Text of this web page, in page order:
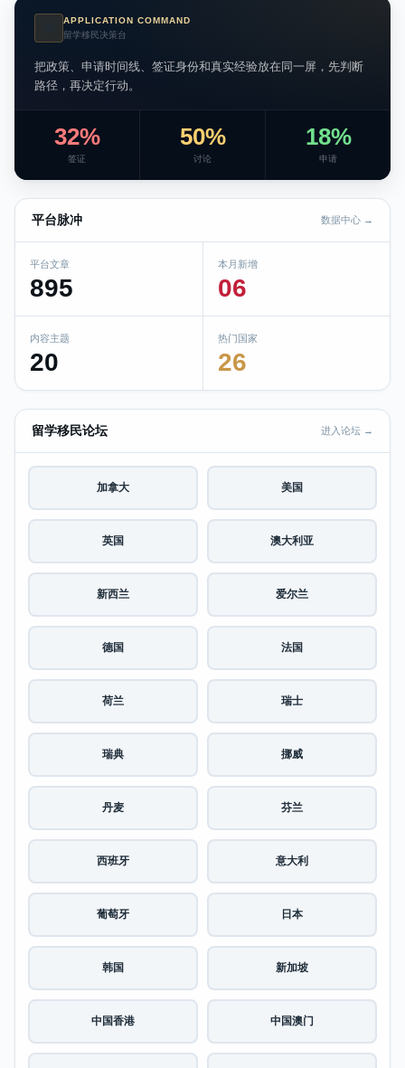
APPLICATION COMMAND
留学移民决策台
把政策、申请时间线、签证身份和真实经验放在同一屏，先判断
路径，再决定行动。
32%
签证
50%
讨论
18%
申请
平台脉冲 数据中心 →
平台文章
895
本月新增
06
内容主题
20
热门国家
26
留学移民论坛 进入论坛 →
加拿大 美国
英国 澳大利亚
新西兰 爱尔兰
德国 法国
荷兰 瑞士
瑞典 挪威
丹麦 芬兰
西班牙 意大利
葡萄牙 日本
韩国 新加坡
中国香港 中国澳门